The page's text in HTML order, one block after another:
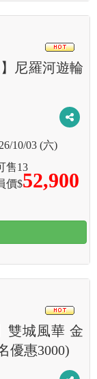
尼羅河遊輪
10/03 (六)
價$52,900
售13
雙城風華 金
優惠3000)